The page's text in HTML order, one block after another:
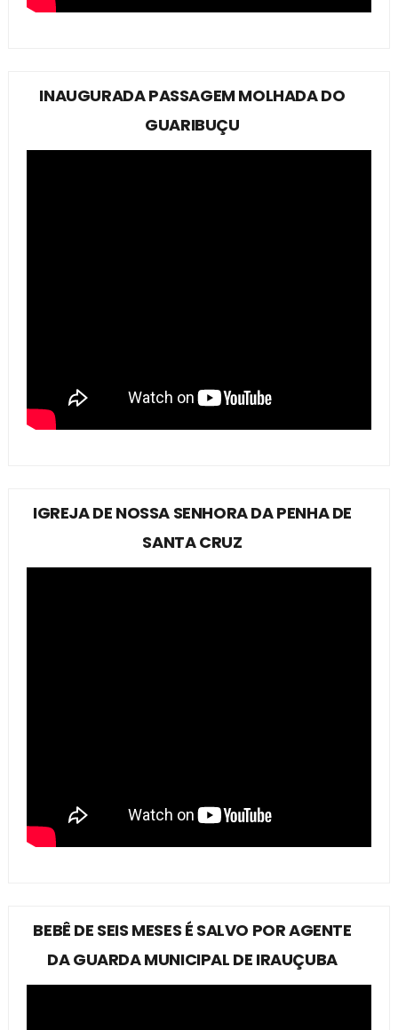
INAUGURADA PASSAGEM MOLHADA DO
GUARIBUÇU
IGREJA DE NOSSA SENHORA DA PENHA DE
SANTA CRUZ
BEBÊ DE SEIS MESES É SALVO POR AGENTE
DA GUARDA MUNICIPAL DE IRAUÇUBA